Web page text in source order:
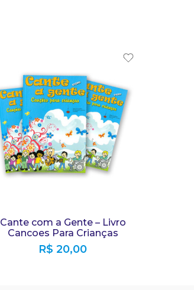
Cante com a Gente – Livro
Cancoes Para Crianças
R$ 20,00